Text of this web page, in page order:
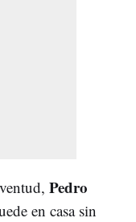
Pedro
en casa sin